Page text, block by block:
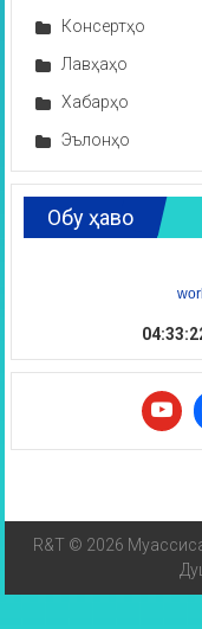
Консертҳо
Лавҳаҳо
Хабарҳо
Эълонҳо
Обу ҳаво
R&T © 2026